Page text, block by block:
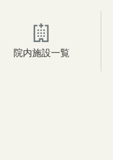
院内施設一覧